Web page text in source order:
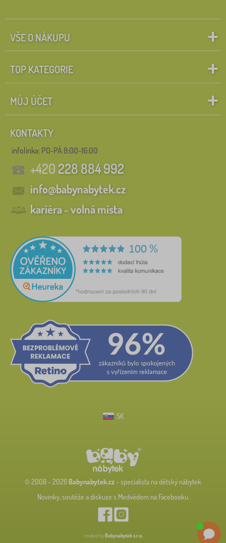
VŠE O NÁKUPU
TOP KATEGORIE
MŮJ ÚČET
KONTAKTY
infolinka: PO-PÁ 8:00-16:00
+420228 884 992
info@babynabytek.cz
kariéra - volná místa
SK
© 2008 - 2026 Babynabytek.cz- specialista na dětský nábytek
Novinky, soutěže a diskuze s Medvědem na Facebooku.
created by Babynabytek s.r.o.